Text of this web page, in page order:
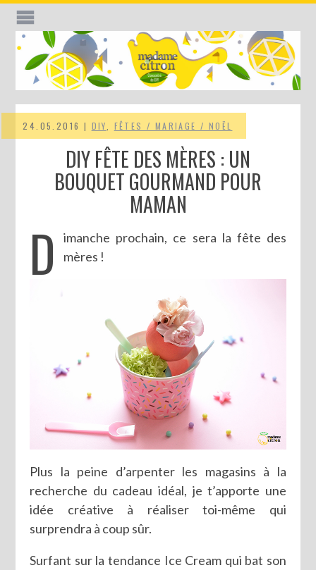
24.05.2016 | DIY FÊTES / MARIAGE / NOËL
DIY FÊTE DES MÈRES : UN
BOUQUET GOURMAND POUR
MAMAN
D
imanche prochain, ce sera la fête des
mères !
Plus la peine d’arpenter les magasins à la
recherche du cadeau idéal, je t’apporte une
idée créative à réaliser toi-même qui
surprendra à coup sûr.
Surfant sur la tendance Ice Cream qui bat son